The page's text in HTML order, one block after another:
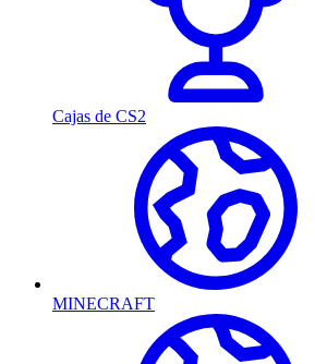
Cajas de CS2
MINECRAFT